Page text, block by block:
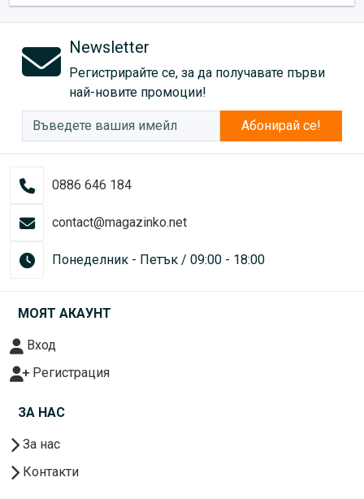
Newsletter
Регистрирайте се, за да получавате първи
най-новите промоции!
Абонирай се!
0886 646 184
contact@magazinko.net
Понеделник - Петък / 09:00 - 18:00
МОЯТ АКАУНТ
Вход
Регистрация
ЗА НАС
За нас
Контакти